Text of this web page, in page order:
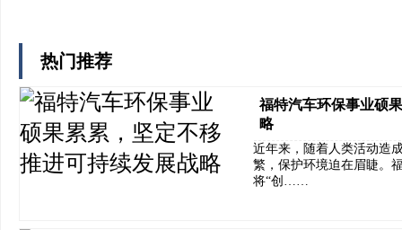
热门推荐
福特汽车环保事业硕
略
近年来，随着人类活动造
繁，保护环境迫在眉睫。
将“创……